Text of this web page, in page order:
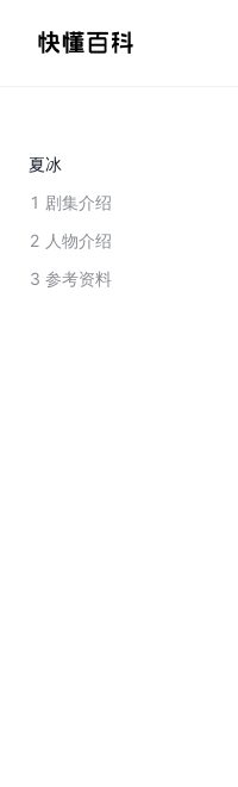
夏冰
1 剧集介绍
2 人物介绍
3 参考资料